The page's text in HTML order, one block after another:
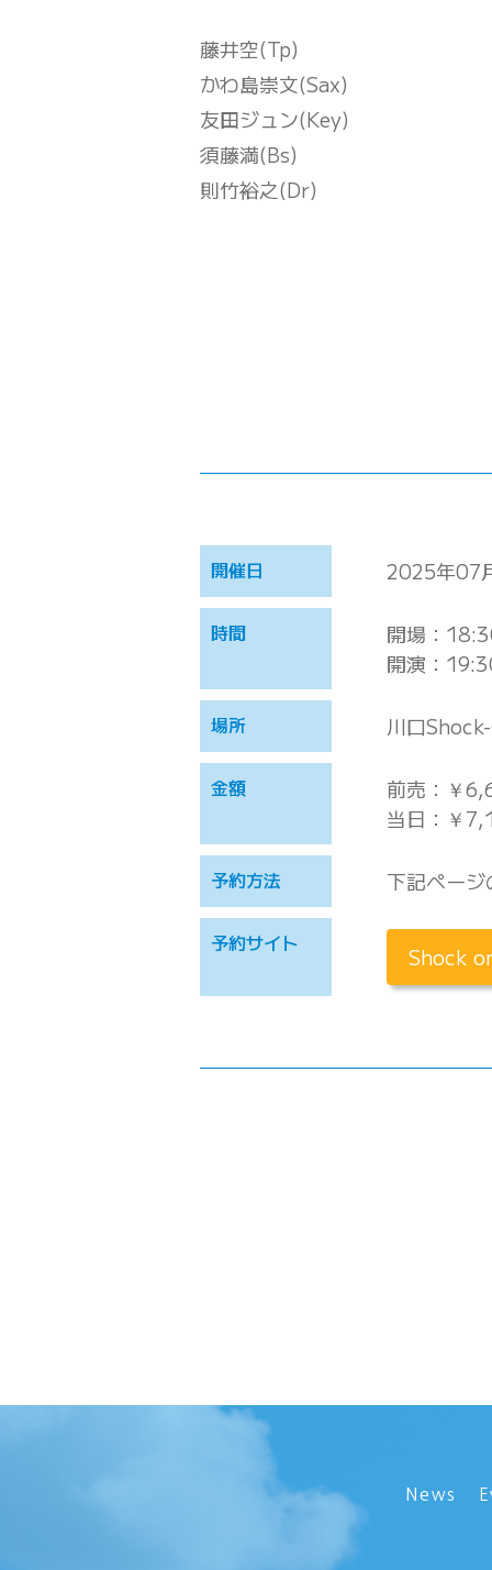
藤井空(Tp)
かわ島崇文(Sax)
友田ジュン(Key)
須藤満(Bs)
則竹裕之(Dr)
開催日 2025年07
時間
開場：
開演：
場所 川口
金額
前売：￥
当日：￥
予約方法 下記ペー
予約サイト Shock
News